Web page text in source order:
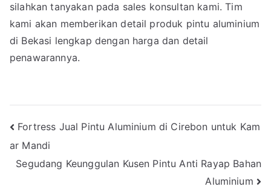
silahkan tanyakan pada sales konsultan kami. Tim
kami akan memberikan detail produk pintu aluminium
di Bekasi lengkap dengan harga dan detail
penawarannya.
Navigasi
pos
Fortress Jual Pintu Aluminium di Cirebon untuk Kam
ar Mandi
Segudang Keunggulan Kusen Pintu Anti Rayap Bahan
Aluminium